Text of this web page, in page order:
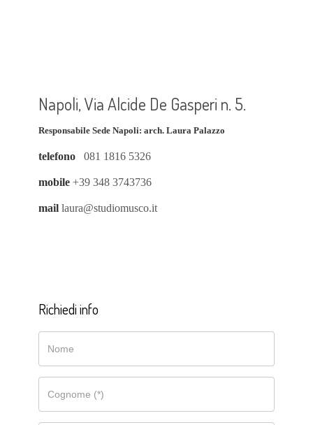
Napoli, Via Alcide De Gasperi n. 5.
Responsabile Sede Napoli: arch. Laura Palazzo
telefono 081 1816 5326
mobile +39 348 3743736
mail laura@studiomusco.it
Richiedi info